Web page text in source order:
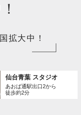
拡大中！
仙台青葉 スタジオ
あおば通駅出口2から
徒歩約2分